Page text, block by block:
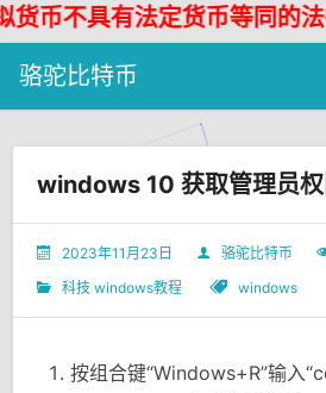
币不具有法定货币等同的法
骆驼比特币
windows 10 获取管理员
2023年11月23日 骆驼比特币
科技 windows教程 windows
按组合键“Windows+R”输入